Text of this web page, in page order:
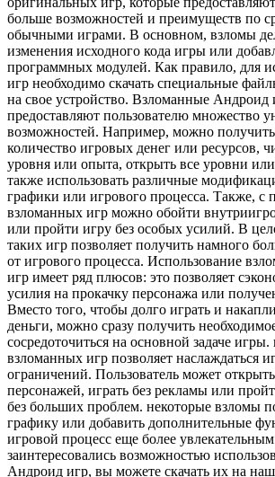
больше возможностей и преимуществ по
обычными играми. В основном, взломы
изменения исходного кода игры или
программных модулей. Как правило, для
игр необходимо скачать специальные
на свое устройство. Взломанные Андроид
предоставляют пользователю множество
возможностей. Например, можно
количество игровых денег или ресурсов,
уровня или опыта, открыть все уровни
также использовать различные
графики или игрового процесса. Также,
взломанных игр можно обойти
или пройти игру без особых усилий. В
таких игр позволяет получить намного
от игрового процесса. Использование
игр имеет ряд плюсов: это позволяет
усилия на прокачку персонажа или
Вместо того, чтобы долго играть и
деньги, можно сразу получить
сосредоточиться на основной задаче игры.
взломанных игр позволяет наслаждаться
ограничений. Пользователь может
персонажей, играть без рекламы или
без больших проблем. некоторые взломы
графику или добавить дополнительные
игровой процесс еще более
заинтересовались возможностью
Андроид игр, вы можете скачать их на